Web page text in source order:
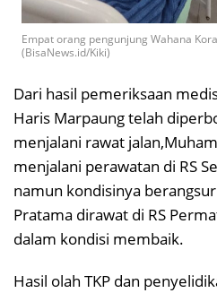
Empat orang pengunjung Wahana
(BisaNews.id/Kiki)
Dari hasil pemeriksaan
Haris Marpaung telah
menjalani rawat
menjalani perawatan di RS
namun kondisinya
Pratama dirawat di RS
dalam kondisi membaik.
Hasil olah TKP dan